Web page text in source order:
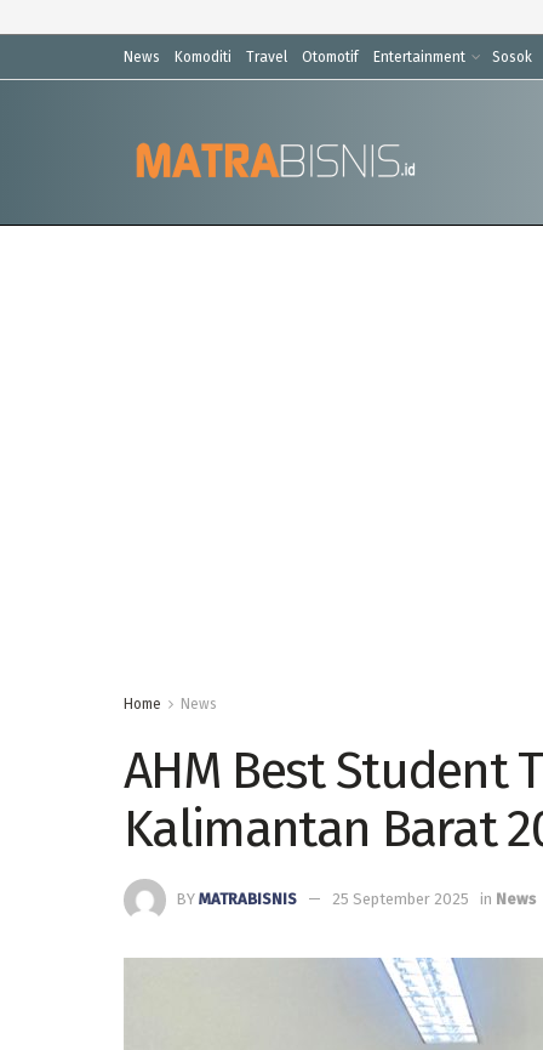
News Komoditi Travel Otomotif Entertainment Sosok
Home News
AHM Best Student
Kalimantan Barat
BY MATRABISNIS 25 September 2025 in News